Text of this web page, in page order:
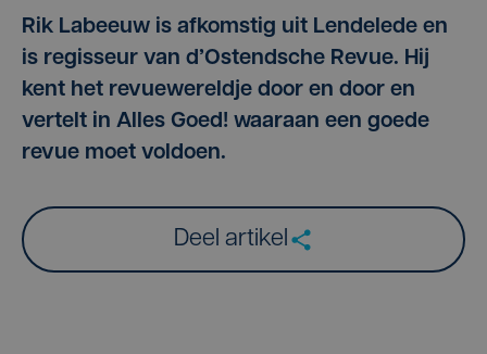
Rik Labeeuw is afkomstig uit Lendelede en
is regisseur van d’Ostendsche Revue. Hij
kent het revuewereldje door en door en
vertelt in Alles Goed! waaraan een goede
revue moet voldoen.
Deel artikel